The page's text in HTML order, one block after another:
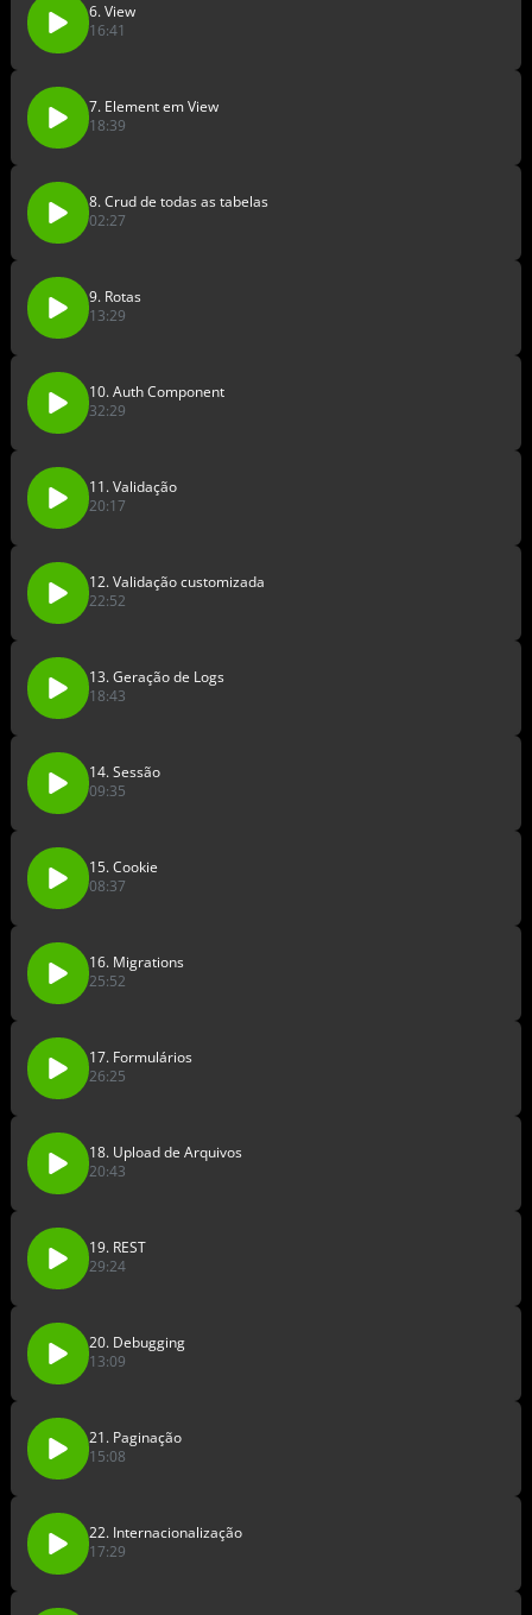
6. View
16:41
7. Element em View
18:39
8. Crud de todas as tabelas
02:27
9. Rotas
13:29
10. Auth Component
32:29
11. Validação
20:17
12. Validação customizada
22:52
13. Geração de Logs
18:43
14. Sessão
09:35
15. Cookie
08:37
16. Migrations
25:52
17. Formulários
26:25
18. Upload de Arquivos
20:43
19. REST
29:24
20. Debugging
13:09
21. Paginação
15:08
22. Internacionalização
17:29